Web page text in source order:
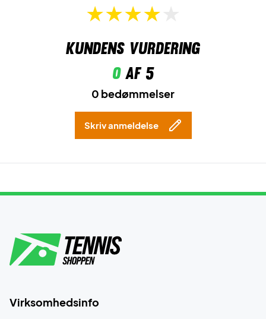
Kundens vurdering
0af 5
0 bedømmelser
Skriv anmeldelse
Virksomhedsinfo